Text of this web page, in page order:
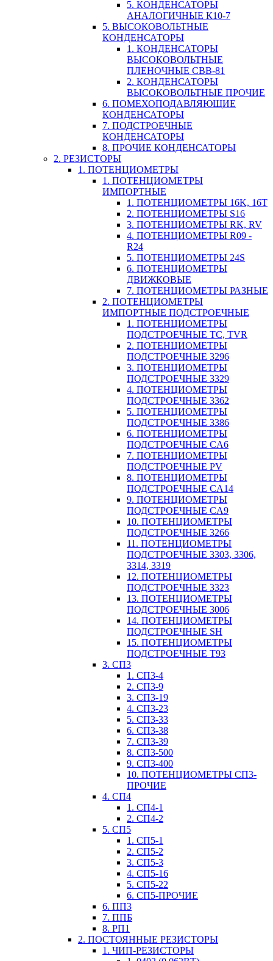
5. КОНДЕНСАТОРЫ
АНАЛОГИЧНЫЕ К10-7
5. ВЫСОКОВОЛЬТНЫЕ
КОНДЕНСАТОРЫ
1. КОНДЕНСАТОРЫ
ВЫСОКОВОЛЬТНЫЕ
ПЛЕНОЧНЫЕ CBB-81
2. КОНДЕНСАТОРЫ
ВЫСОКОВОЛЬТНЫЕ ПРОЧИЕ
6. ПОМЕХОПОДАВЛЯЮЩИЕ
КОНДЕНСАТОРЫ
7. ПОДСТРОЕЧНЫЕ
КОНДЕНСАТОРЫ
8. ПРОЧИЕ КОНДЕНСАТОРЫ
2. РЕЗИСТОРЫ
1. ПОТЕНЦИОМЕТРЫ
1. ПОТЕНЦИОМЕТРЫ
ИМПОРТНЫЕ
1. ПОТЕНЦИОМЕТРЫ 16K, 16T
2. ПОТЕНЦИОМЕТРЫ S16
3. ПОТЕНЦИОМЕТРЫ RK, RV
4. ПОТЕНЦИОМЕТРЫ R09 -
R24
5. ПОТЕНЦИОМЕТРЫ 24S
6. ПОТЕНЦИОМЕТРЫ
ДВИЖКОВЫЕ
7. ПОТЕНЦИОМЕТРЫ РАЗНЫЕ
2. ПОТЕНЦИОМЕТРЫ
ИМПОРТНЫЕ ПОДСТРОЕЧНЫЕ
1. ПОТЕНЦИОМЕТРЫ
ПОДСТРОЕЧНЫЕ TC, TVR
2. ПОТЕНЦИОМЕТРЫ
ПОДСТРОЕЧНЫЕ 3296
3. ПОТЕНЦИОМЕТРЫ
ПОДСТРОЕЧНЫЕ 3329
4. ПОТЕНЦИОМЕТРЫ
ПОДСТРОЕЧНЫЕ 3362
5. ПОТЕНЦИОМЕТРЫ
ПОДСТРОЕЧНЫЕ 3386
6. ПОТЕНЦИОМЕТРЫ
ПОДСТРОЕЧНЫЕ CA6
7. ПОТЕНЦИОМЕТРЫ
ПОДСТРОЕЧНЫЕ PV
8. ПОТЕНЦИОМЕТРЫ
ПОДСТРОЕЧНЫЕ CA14
9. ПОТЕНЦИОМЕТРЫ
ПОДСТРОЕЧНЫЕ CA9
10. ПОТЕНЦИОМЕТРЫ
ПОДСТРОЕЧНЫЕ 3266
11. ПОТЕНЦИОМЕТРЫ
ПОДСТРОЕЧНЫЕ 3303, 3306,
3314, 3319
12. ПОТЕНЦИОМЕТРЫ
ПОДСТРОЕЧНЫЕ 3323
13. ПОТЕНЦИОМЕТРЫ
ПОДСТРОЕЧНЫЕ 3006
14. ПОТЕНЦИОМЕТРЫ
ПОДСТРОЕЧНЫЕ SH
15. ПОТЕНЦИОМЕТРЫ
ПОДСТРОЕЧНЫЕ Т93
3. СП3
1. СП3-4
2. СП3-9
3. СП3-19
4. СП3-23
5. СП3-33
6. СП3-38
7. СП3-39
8. СП3-500
9. СП3-400
10. ПОТЕНЦИОМЕТРЫ СП3-
ПРОЧИЕ
4. СП4
1. СП4-1
2. СП4-2
5. СП5
1. СП5-1
2. СП5-2
3. СП5-3
4. СП5-16
5. СП5-22
6. СП5-ПРОЧИЕ
6. ПП3
7. ППБ
8. РП1
2. ПОСТОЯННЫЕ РЕЗИСТОРЫ
1. ЧИП-РЕЗИСТОРЫ